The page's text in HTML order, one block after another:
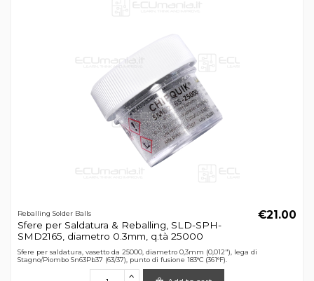
Reballing Solder Balls
Sfere per Saldatura & Reballing, SLD-SPH-
SMD2165, diametro 0.3mm, q.tà 25000
€21.00
Sfere per saldatura, vasetto da 25000, diametro 0,3mm (0,012"), lega di
Stagno/Piombo Sn63Pb37 (63/37), punto di fusione 183°C (361°F).